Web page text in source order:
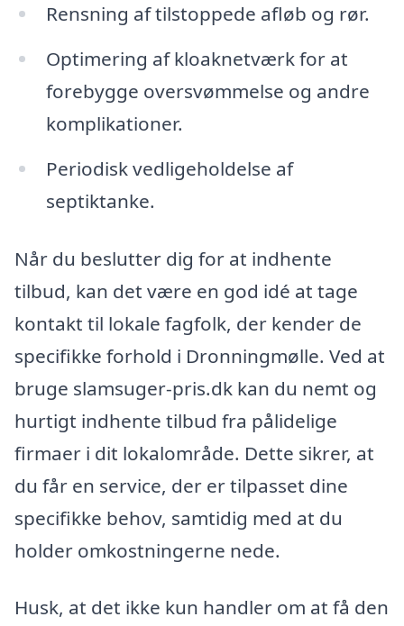
Rensning af tilstoppede afløb og rør.
Optimering af kloaknetværk for at
forebygge oversvømmelse og andre
komplikationer.
Periodisk vedligeholdelse af
septiktanke.
Når du beslutter dig for at indhente
tilbud, kan det være en god idé at tage
kontakt til lokale fagfolk, der kender de
specifikke forhold i Dronningmølle. Ved at
bruge slamsuger-pris.dk kan du nemt og
hurtigt indhente tilbud fra pålidelige
firmaer i dit lokalområde. Dette sikrer, at
du får en service, der er tilpasset dine
specifikke behov, samtidig med at du
holder omkostningerne nede.
Husk, at det ikke kun handler om at få den